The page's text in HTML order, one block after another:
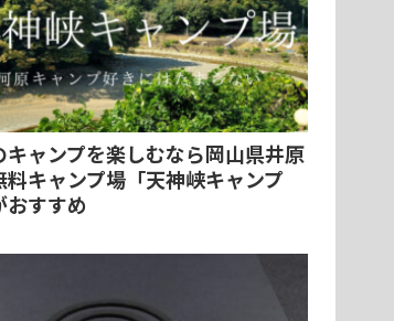
キャンプを楽しむなら岡山県井原
料キャンプ場「天神峡キャンプ
おすすめ